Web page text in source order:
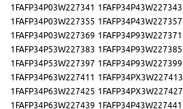
1FAFP34P03W227341 1FAFP34P43W227343
1FAFP34P03W227355 1FAFP34P43W227357
1FAFP34P03W227369 1FAFP34P93W227371
1FAFP34P53W227383 1FAFP34P93W227385
1FAFP34P53W227397 1FAFP34P93W227399
1FAFP34P63W227411 1FAFP34PX3W227413
1FAFP34P63W227425 1FAFP34PX3W227427
1FAFP34P63W227439 1FAFP34P43W227441